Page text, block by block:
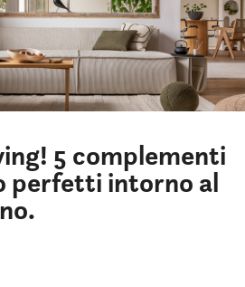
5 complementi
perfetti intorno al